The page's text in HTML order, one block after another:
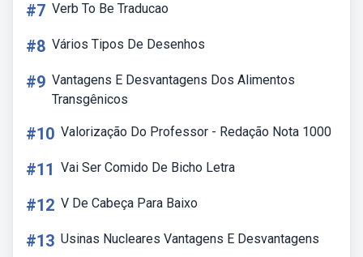
#7 Verb To Be Traducao
#8 Vários Tipos De Desenhos
#9 Vantagens E Desvantagens Dos Alimentos
Transgênicos
#10 Valorização Do Professor - Redação Nota 1000
#11 Vai Ser Comido De Bicho Letra
#12 V De Cabeça Para Baixo
#13 Usinas Nucleares Vantagens E Desvantagens